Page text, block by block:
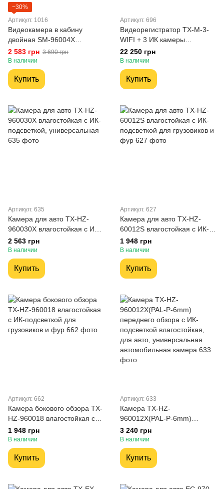
−30%
Артикул: 1016
Видеокамера в кабину
двойная SM-96004X
влагостойкая с ИК-
подсветкой, универсальная
2 583 грн 3 690 грн
В наличии
Купить
Артикул: 696
Видеорегистратор TX-M-3-
WIFI + 3 ИК камеры
беспроводные для
грузовиков, фур,
спецтехники
22 250 грн
В наличии
Купить
Артикул: 635
Камера для авто TX-HZ-
960030X влагостойкая с ИК-
подсветкой, универсальная
2 563 грн
В наличии
Купить
Артикул: 627
Камера для авто TX-HZ-
60012S влагостойкая с ИК-
подсветкой для грузовиков и
фур
1 948 грн
В наличии
Купить
Артикул: 662
Камера бокового обзора TX-
HZ-960018 влагостойкая с
ИК-подсветкой для
грузовиков и фур
1 948 грн
В наличии
Купить
Артикул: 633
Камера TX-HZ-
960012X(PAL-P-6mm)
переднего обзора с ИК-
подсветкой влагостойкая,
для авто, универсальная
автомобильная камера
3 240 грн
В наличии
Купить